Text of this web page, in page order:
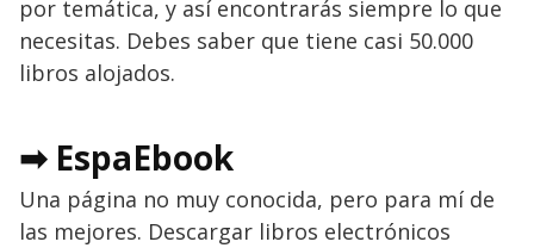
por temática, y así encontrarás siempre lo que
necesitas. Debes saber que tiene casi 50.000
libros alojados.
➡ EspaEbook
Una página no muy conocida, pero para mí de
las mejores. Descargar libros electrónicos